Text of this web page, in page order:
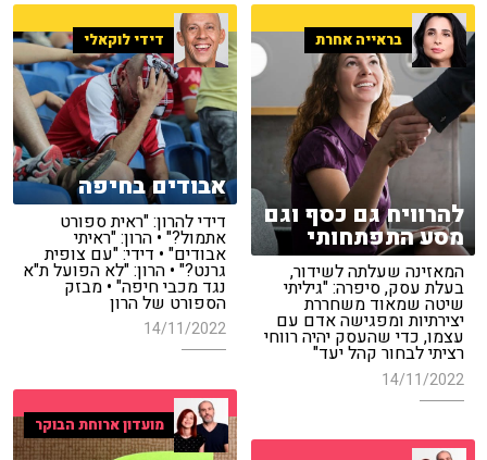
בראייה אחרת
להרוויח גם כסף וגם
מסע התפתחותי
המאזינה שעלתה לשידור,
בעלת עסק, סיפרה: "גיליתי
שיטה שמאוד משחררת
יצירתיות ומפגישה אדם עם
עצמו, כדי שהעסק יהיה רווחי
רציתי לבחור קהל יעד"
14/11/2022
דידי לוקאלי
אבודים בחיפה
דידי להרון: "ראית ספורט
אתמול?" • הרון: "ראיתי
אבודים" • דידי: "עם צופית
גרנט?" • הרון: "לא הפועל ת"א
נגד מכבי חיפה" • מבזק
הספורט של הרון
14/11/2022
מועדון ארוחת הבוקר